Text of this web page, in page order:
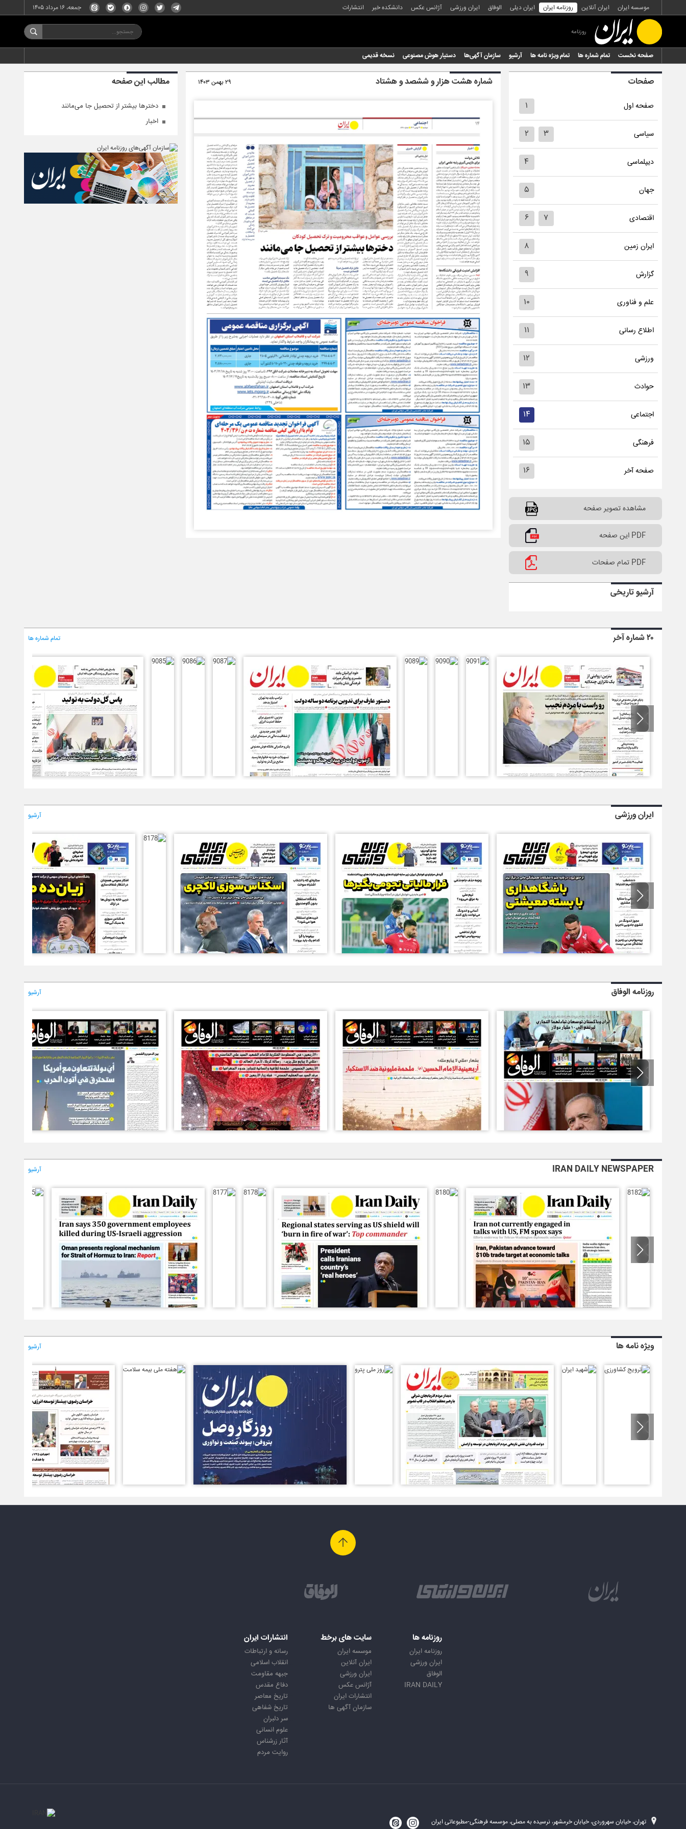
موسسه ایران ایران آنلاین روزنامه ایران ایران دیلی الوفاق ایران ورزشی آژانس عکس دانشکده خبر انتشارات جمعه، ۱۶ مرداد ۱۴۰۵
روزنامه
صفحه نخست تمام شماره ها تمام ویژه نامه ها آرشیو سازمان آگهی‌ها دستیار هوش مصنوعی نسخه قدیمی
صفحات
صفحه اول ۱
سیاسی ۲ ۳
دیپلماسی ۴
جهان ۵
اقتصادی ۶ ۷
ایران زمین ۸
گزارش ۹
علم و فناوری ۱۰
اطلاع رسانی ۱۱
ورزشی ۱۲
حوادث ۱۳
اجتماعی ۱۴
فرهنگی ۱۵
صفحه آخر ۱۶
مشاهده تصویر صفحه
PDF این صفحه
PDF تمام صفحات
آرشیو تاریخی
شماره هشت هزار و ششصد و هشتاد ۲۹ بهمن ۱۴۰۳ مطالب این صفحه
دخترها بیشتر از تحصیل جا می‌مانند
اخبار
۲۰ شماره آخر تمام شماره ها
ایران ورزشی آرشیو
روزنامه الوفاق آرشیو
IRAN DAILY NEWSPAPER آرشیو
ویژه نامه ها آرشیو
روزنامه ها
روزنامه ایران
ایران ورزشی
الوفاق
IRAN DAILY
سایت های برخط
موسسه ایران
ایران آنلاین
ایران ورزشی
آژانس عکس
انتشارات ایران
سازمان آگهی ها
انتشارات ایران
رسانه و ارتباطات
انقلاب اسلامی
جبهه مقاومت
دفاع مقدس
تاریخ معاصر
تاریخ شفاهی
سر دلبران
علوم انسانی
آثار زرشناس
روایت مردم
تهران، خیابان سهروردی، خیابان خرمشهر، نرسیده به مصلی، موسسه فرهنگی-مطبوعاتی ایران